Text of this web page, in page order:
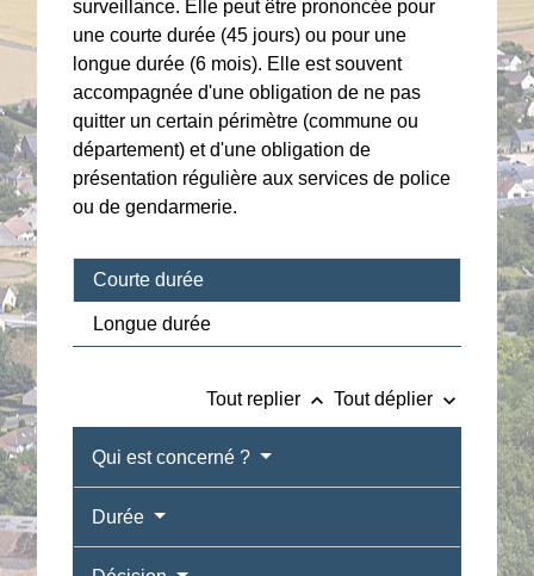
surveillance. Elle peut être prononcée pour
une courte durée (45 jours) ou pour une
longue durée (6 mois). Elle est souvent
accompagnée d'une obligation de ne pas
quitter un certain périmètre (commune ou
département) et d'une obligation de
présentation régulière aux services de police
ou de gendarmerie.
Courte durée
Longue durée
Tout replier keyboard_arrow_up Tout déplier keyboard_arrow_down
Qui est concerné ?
Durée